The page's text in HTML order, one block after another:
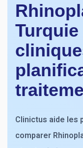
Clinictus aide les
comparer